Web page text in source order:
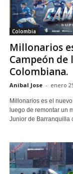
Colombia
Millonarios
Campeón de
Colombiana.
Anibal Jose - enero
Millonarios es el
luego de remontar un
Junior de Barranquilla